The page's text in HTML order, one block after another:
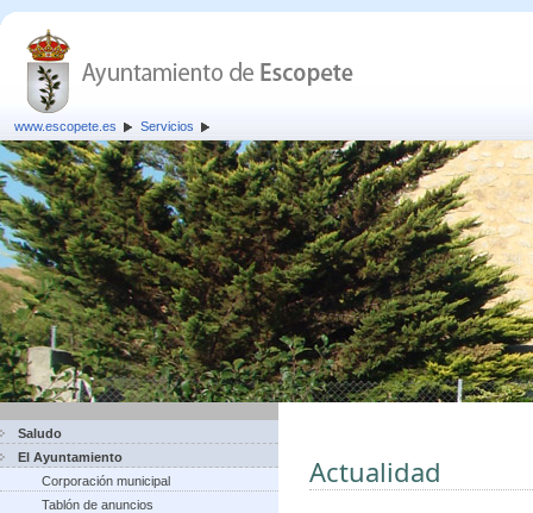
www.escopete.es Servicios
Saludo
El Ayuntamiento
Corporación municipal
Tablón de anuncios
Actualidad